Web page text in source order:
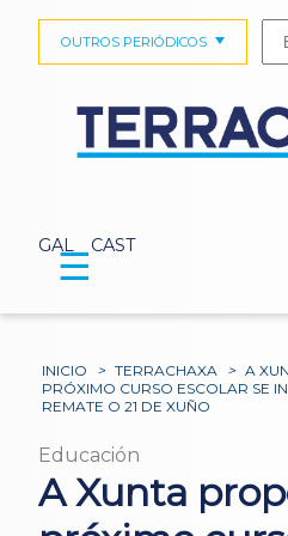
GAL CAST
OUTROS PERIÓDICOS
☰
INICIO > TERRACHAXA > A
PRÓXIMO CURSO ESCOLAR SE
REMATE O 21 DE XUÑO
Educación
A Xunta